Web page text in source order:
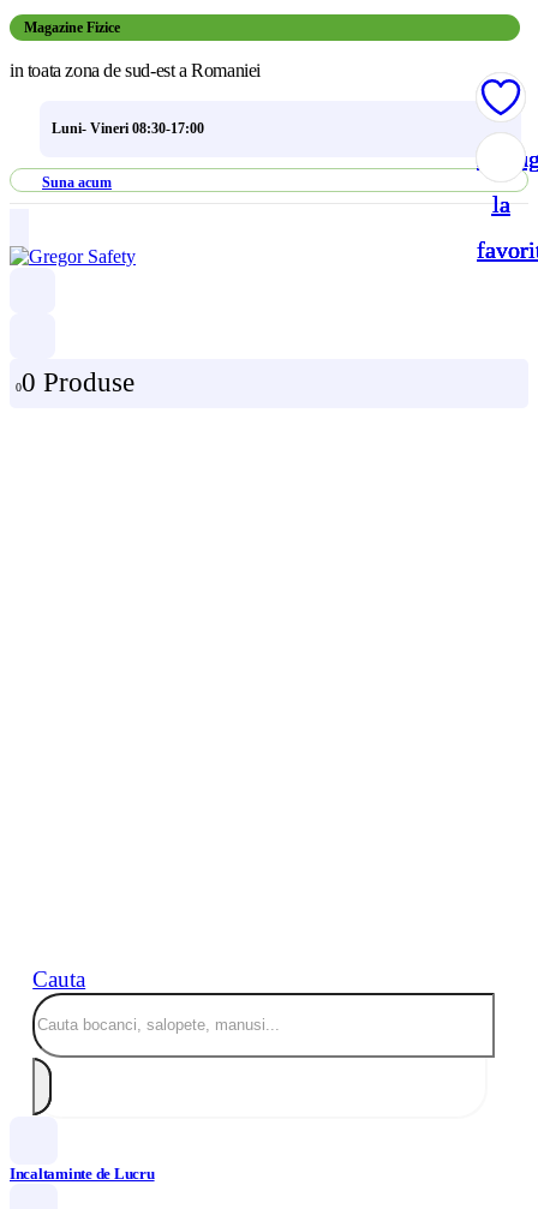
Magazine Fizice
in toata zona de sud-est a Romaniei
Luni- Vineri 08:30-17:00
Suna acum
00 Produse
Cauta
Incaltaminte de Lucru
la
la
la
la